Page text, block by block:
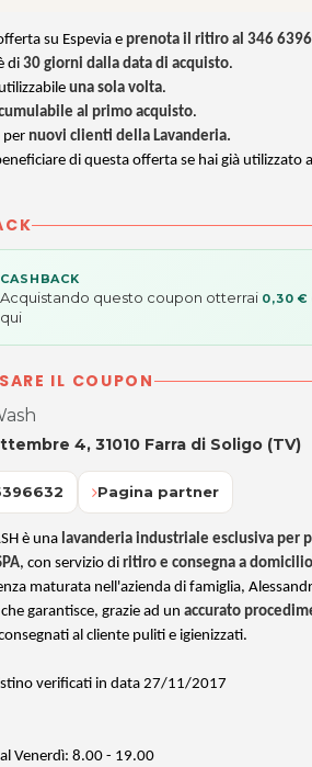
su Espevia e prenota il ritiro al 346
di30 giorni dalla data di acquisto.
una sola volta.
al primo acquisto.
per nuovi clienti della Lavanderia.
di questa offerta se hai già utilizzato
CASHBACK
Acquistando questo coupon otterrai 0,30 €
qui
IL COUPON
4, 31010 Farra di Soligo (TV)
Pagina partner
è una lavanderia industriale esclusiva per
, con servizio di ritiro e consegna a domicilio
maturata nell'azienda di famiglia,
garantisce, grazie ad un accurato
al cliente puliti e igienizzati.
verificati in data 27/11/2017
Venerdì: 8.00 - 19.00